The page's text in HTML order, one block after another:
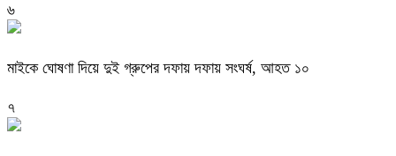
৬
মাইকে ঘোষণা দিয়ে দুই গ্রুপের দফায় দফায় সংঘর্ষ, আহত ১০
৭